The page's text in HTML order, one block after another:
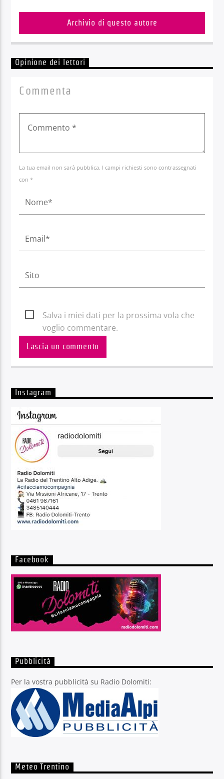
Archivio di questo autore
Opinione dei lettori
Commenta
La tua email non sarà pubblica. I campi richiesti sono contrassegnati
con *
Salva i miei dati per la prossima vola che
voglio commentare.
Instagram
Facebook
Pubblicità
Per la vostra pubblicità su Radio Dolomiti:
Meteo Trentino